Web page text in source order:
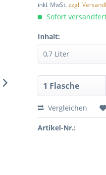
inkl. MwSt.zzgl.
Sofort
Inhalt:
Vergleichen
Artikel-Nr.: